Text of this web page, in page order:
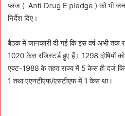
प्लज ( Anti Drug E pledge ) को भी
निर्देश दिए।
बैठक में जानकारी दी गई कि इस वर्ष अभी
1020 केस रजिस्टर्ड हुए हैं। 1298 दोषियों
एक्ट-1988 के तहत राज्य में 5 केस ही दर्ज
1 तथा एएनटीएफ/एसटीएफ में 1 केस था।